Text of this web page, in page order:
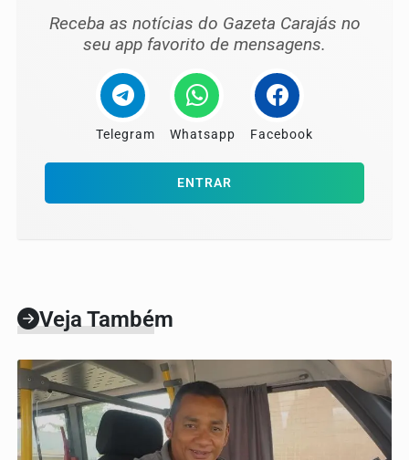
Receba as notícias do Gazeta Carajás no
seu app favorito de mensagens.
Telegram Whatsapp Facebook
ENTRAR
Veja Também